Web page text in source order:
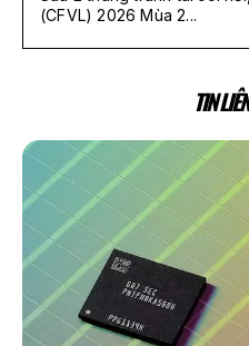
(CFVL) 2026 Mùa 2...
TIN